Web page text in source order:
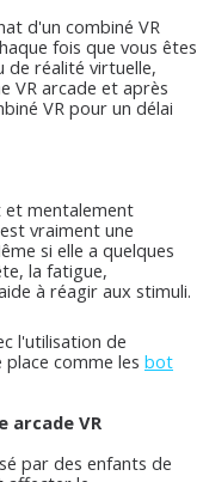
d'un combiné VR
fois que vous êtes
de réalité virtuelle,
VR arcade et après
VR pour un délai
et mentalement
vraiment une
si elle a quelques
la fatigue,
à réagir aux stimuli.
l'utilisation de
comme les bot
VR
par des enfants de